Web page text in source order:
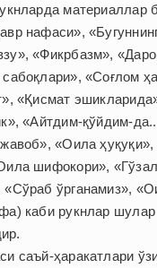
материаллар
нафаси»,
«Фикрбазм»,
«Соғлом
«Қисмат
«Айтдим-қўйдим-
«Оила ҳуқуқи»,
шифокори»,
«Сўраб ўрганамиз»,
каби рукнлар шулар
саъй-ҳаракатлари